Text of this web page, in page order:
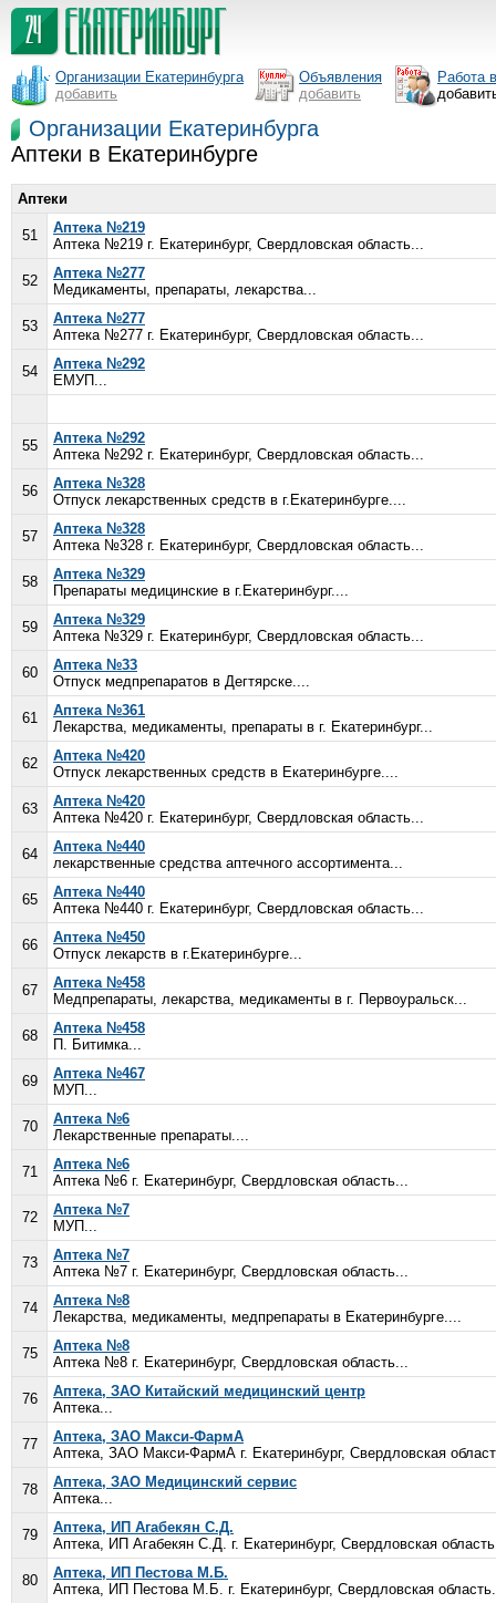
Организации Екатеринбурга
добавить
Объявления
добавить
Работа
Организации Екатеринбурга
Аптеки в Екатеринбурге
Аптеки
51
Аптека №219
Аптека №219 г. Екатеринбург, Свердловская область...
52
Аптека №277
Медикаменты, препараты, лекарства...
53
Аптека №277
Аптека №277 г. Екатеринбург, Свердловская область...
54
Аптека №292
ЕМУП...
55
Аптека №292
Аптека №292 г. Екатеринбург, Свердловская область...
56
Аптека №328
Отпуск лекарственных средств в г.Екатеринбурге....
57
Аптека №328
Аптека №328 г. Екатеринбург, Свердловская область...
58
Аптека №329
Препараты медицинские в г.Екатеринбург....
59
Аптека №329
Аптека №329 г. Екатеринбург, Свердловская область...
60
Аптека №33
Отпуск медпрепаратов в Дегтярске....
61
Аптека №361
Лекарства, медикаменты, препараты в г. Екатеринбург...
62
Аптека №420
Отпуск лекарственных средств в Екатеринбурге....
63
Аптека №420
Аптека №420 г. Екатеринбург, Свердловская область...
64
Аптека №440
лекарственные средства аптечного ассортимента...
65
Аптека №440
Аптека №440 г. Екатеринбург, Свердловская область...
66
Аптека №450
Отпуск лекарств в г.Екатеринбурге...
67
Аптека №458
Медпрепараты, лекарства, медикаменты в г. Первоуральск...
68
Аптека №458
П. Битимка...
69
Аптека №467
МУП...
70
Аптека №6
Лекарственные препараты....
71
Аптека №6
Аптека №6 г. Екатеринбург, Свердловская область...
72
Аптека №7
МУП...
73
Аптека №7
Аптека №7 г. Екатеринбург, Свердловская область...
74
Аптека №8
Лекарства, медикаменты, медпрепараты в Екатеринбурге....
75
Аптека №8
Аптека №8 г. Екатеринбург, Свердловская область...
76
Аптека, ЗАО Китайский медицинский центр
Аптека...
77
Аптека, ЗАО Макси-ФармА
Аптека, ЗАО Макси-ФармА г. Екатеринбург, Свердловская
78
Аптека, ЗАО Медицинский сервис
Аптека...
79
Аптека, ИП Агабекян С.Д.
Аптека, ИП Агабекян С.Д. г. Екатеринбург, Свердловская
80
Аптека, ИП Пестова М.Б.
Аптека, ИП Пестова М.Б. г. Екатеринбург, Свердловская